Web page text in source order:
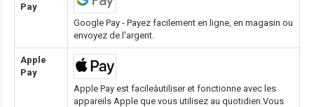
Pay
Google Pay - Payez facilement en ligne, en magasin ou
envoyez de l'argent.
Apple
Pay
Apple Pay est facileàutiliser et fonctionne avec les
appareils Apple que vous utilisez au quotidien.Vous